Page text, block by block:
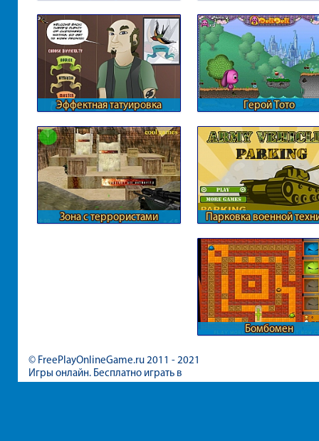
Эффектная татуировка Герой Тото
Зона с террористами Парковка военной
Бомбомен
© FreePlayOnlineGame.ru 2011 - 2021
Игры онлайн. Бесплатно играть в
игры для девочек и мальчиков